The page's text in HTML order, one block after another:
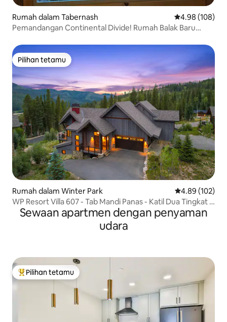
Rumah dalam Tabernash Penarafan
4.98 (108)
Pemandangan Continental Divide! Rumah Balak Baru
Pilihan tetamu
Pilihan tetamu
Rumah dalam Winter Park Penarafan
4.89 (102)
WP Resort Villa 607 - Tab Mandi Panas - Katil Dua Tingkat -
Pemandangan Hebat
Sewaan apartmen dengan penyaman
udara
Pilihan utama tetamu
Pilihan tetamu